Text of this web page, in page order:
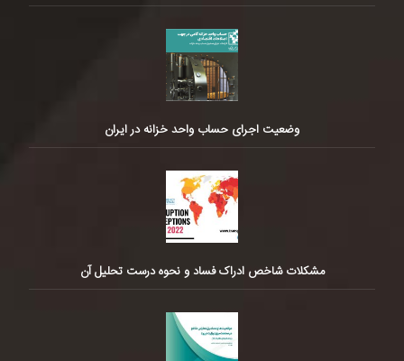
وضعیت اجرای حساب واحد خزانه در ایران
مشکلات شاخص ادراک فساد و نحوه درست تحلیل آن